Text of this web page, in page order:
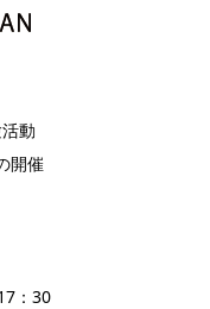
動
開催
：30